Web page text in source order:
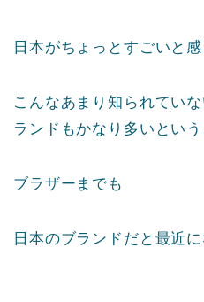
日本がちょっとすごいと
こんなあまり知られてい
ランドもかなり多いという
ブラザーまでも
日本のブランドだと最近